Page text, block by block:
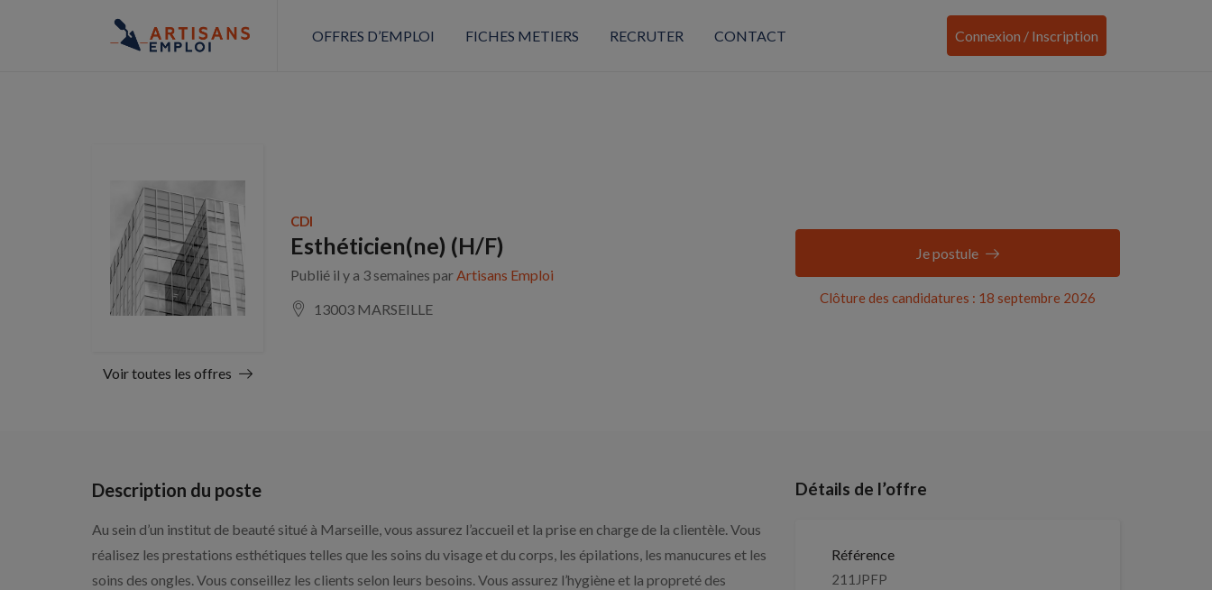
OFFRES D’EMPLOI FICHES METIERS RECRUTER CONTACT Connexion / Inscription
Voir toutes les offres
CDI
Esthéticien(ne) (H/F)
Publié il y a 3 semaines parArtisans Emploi
13003 MARSEILLE
Clôture des candidatures : 18 septembre 2026
Je postule
Description du poste
Au sein d’un institut de beauté situé à Marseille, vous assurez l’accueil et la prise en charge de la clientèle. Vous
réalisez les prestations esthétiques telles que les soins du visage et du corps, les épilations, les manucures et les
soins des ongles. Vous conseillez les clients selon leurs besoins. Vous assurez l’hygiène et la propreté des
Détails de l’offre
Référence
211JPFP